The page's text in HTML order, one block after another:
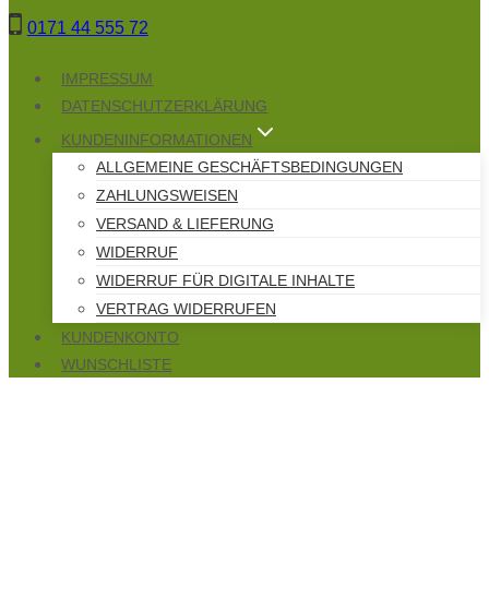
Zum
Inhalt
0171 44 555 72
IMPRESSUM
DATENSCHUTZERKLÄRUNG
KUNDENINFORMATIONEN
ALLGEMEINE GESCHÄFTSBEDINGUNGEN
ZAHLUNGSWEISEN
VERSAND & LIEFERUNG
WIDERRUF
WIDERRUF FÜR DIGITALE INHALTE
VERTRAG WIDERRUFEN
KUNDENKONTO
WUNSCHLISTE